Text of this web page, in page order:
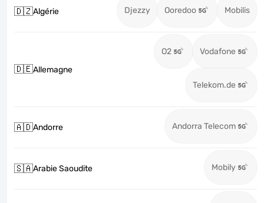
🇩🇿Algérie Djezzy Ooredoo Mobilis
🇩🇪Allemagne
O2 Vodafone
Telekom.de
🇦🇩Andorre Andorra Telecom
🇸🇦Arabie Saoudite Mobily